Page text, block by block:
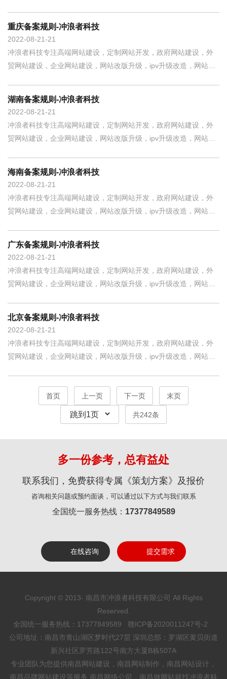
若不是法定代表人需提供授权委托
21
2022-08-21
重庆备案规则-冲浪者科技
冲浪者科技专注高端网站建设，定制网站开发，政府网站建设，外
贸网站建设，企业网站建设，网站改版升级，ipv升级改造，网站制
构代码证备案。主体负责人需填写
21
2022-08-21
湖南备案规则-冲浪者科技
冲浪者科技专注高端网站建设，定制网站开发，政府网站建设，外
贸网站建设，企业网站建设，网站改版升级，ipv升级改造，网站制
构代码证备案。主体负责人和网站
21
2022-08-21
海南备案规则-冲浪者科技
冲浪者科技专注高端网站建设，定制网站开发，政府网站建设，外
贸网站建设，企业网站建设，网站改版升级，ipv升级改造，网站制
若不是法定代表人需提供授权委托
21
2022-08-21
广东备案规则-冲浪者科技
冲浪者科技专注高端网站建设，定制网站开发，政府网站建设，外
贸网站建设，企业网站建设，网站改版升级，ipv升级改造，网站制
责人需填写法定代表人。2018年1月
21
2022-08-21
北京备案规则-冲浪者科技
冲浪者科技专注高端网站建设，定制网站开发，政府网站建设，外
贸网站建设，企业网站建设，网站改版升级，ipv升级改造，网站制
首页 上一页 下一页 末页
共242条
多一份参考，总有益处
联系我们，免费获得专属《策划方案》及报价
咨询相关问题或预约面谈，可以通过以下方式与我们联系
全国统一服务热线： 17377849589
在线咨询 提交需求
Copyright © 2013- 南昌市冲浪者科技有限公司 All Rights
Reserved.
全国统一服务热线：17377849589 赣ICP备2020011247号-2
公司地址：南昌市青山湖区梦时代27层 深圳总部：罗湖区黄贝街道
新兴社区罗芳路122号南方大厦B栋507A
专业团队为您提供南昌网站建设 ， 南昌网站制作 ， 南昌网站设计 ，
南昌品牌网站建设等服务, 南昌网络公司 ， 南昌做网站就找冲浪者科